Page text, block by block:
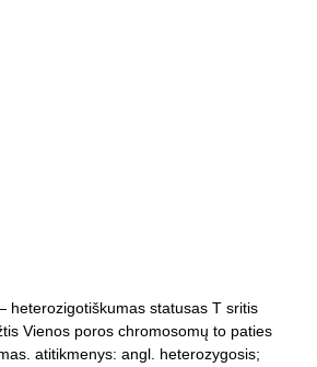
heterozigotiškumas statusas T sritis
Vienos poros chromosomų to paties
atitikmenys: angl. heterozygosis;